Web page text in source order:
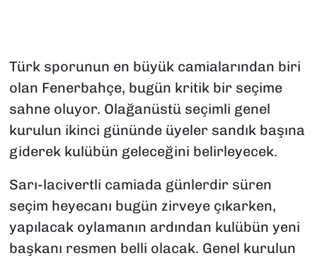
Türk sporunun en büyük camialarından biri
olan Fenerbahçe, bugün kritik bir seçime
sahne oluyor. Olağanüstü seçimli genel
kurulun ikinci gününde üyeler sandık başına
giderek kulübün geleceğini belirleyecek.
Sarı-lacivertli camiada günlerdir süren
seçim heyecanı bugün zirveye çıkarken,
yapılacak oylamanın ardından kulübün yeni
başkanı resmen belli olacak. Genel kurulun